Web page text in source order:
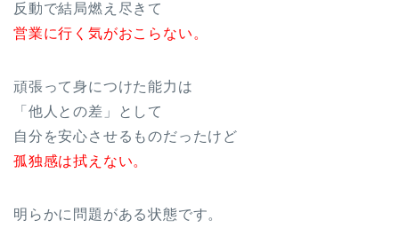
反動で結局燃え尽きて
営業に行く気がおこらない。
頑張って身につけた能力は
「他人との差」として
自分を安心させるものだったけど
孤独感は拭えない。
明らかに問題がある状態です。